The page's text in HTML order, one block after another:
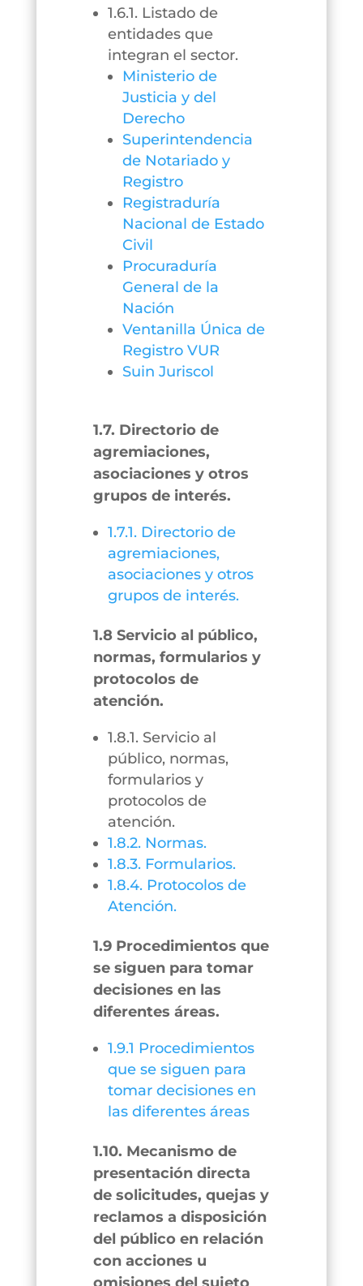
1.6.1. Listado de
entidades que
integran el sector.
Ministerio de
Justicia y del
Derecho
Superintendencia
de Notariado y
Registro
Registraduría
Nacional de Estado
Civil
Procuraduría
General de la
Nación
Ventanilla Única de
Registro VUR
Suin Juriscol
1.7. Directorio de
agremiaciones,
asociaciones y otros
grupos de interés.
1.7.1. Directorio de
agremiaciones,
asociaciones y otros
grupos de interés.
1.8 Servicio al público,
normas, formularios y
protocolos de
atención.
1.8.1. Servicio al
público, normas,
formularios y
protocolos de
atención.
1.8.2. Normas.
1.8.3. Formularios.
1.8.4. Protocolos de
Atención.
1.9 Procedimientos que
se siguen para tomar
decisiones en las
diferentes áreas.
1.9.1 Procedimientos
que se siguen para
tomar decisiones en
las diferentes áreas
1.10. Mecanismo de
presentación directa
de solicitudes, quejas y
reclamos a disposición
del público en relación
con acciones u